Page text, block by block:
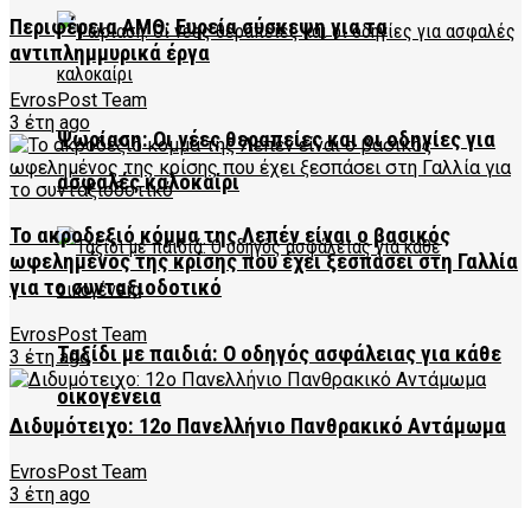
Ψωρίαση: Οι νέες θεραπείες και οι οδηγίες για
ασφαλές καλοκαίρι
Ταξίδι με παιδιά: Ο οδηγός ασφάλειας για κάθε
οικογένεια
Περιφέρεια ΑΜΘ: Ευρεία σύσκεψη για τα
αντιπλημμυρικά έργα
EvrosPost Team
3 έτη ago
Το ακροδεξιό κόμμα της Λεπέν είναι ο βασικός
ωφελημένος της κρίσης που έχει ξεσπάσει στη Γαλλία
για το συνταξιοδοτικό
EvrosPost Team
3 έτη ago
Διδυμότειχο: 12ο Πανελλήνιο Πανθρακικό Αντάμωμα
EvrosPost Team
3 έτη ago